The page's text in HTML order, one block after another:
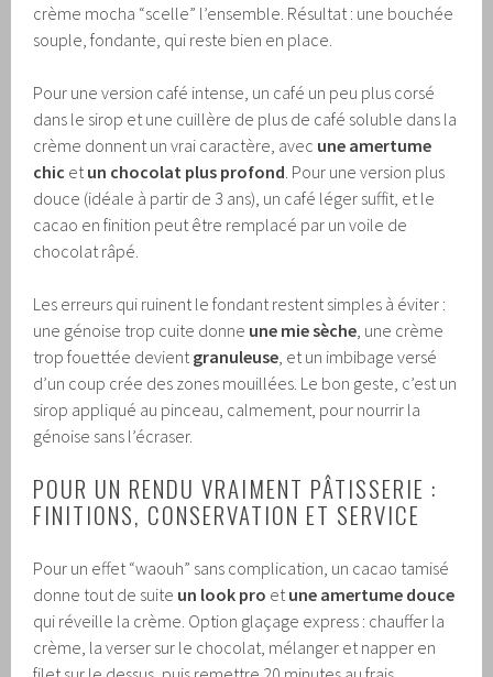
crème mocha “scelle” l’ensemble. Résultat : une bouchée
souple, fondante, qui reste bien en place.
Pour une version café intense, un café un peu plus corsé
dans le sirop et une cuillère de plus de café soluble dans la
crème donnent un vrai caractère, avec une amertume
chic etun chocolat plus profond. Pour une version plus
douce (idéale à partir de 3 ans), un café léger suffit, et le
cacao en finition peut être remplacé par un voile de
chocolat râpé.
Les erreurs qui ruinent le fondant restent simples à éviter :
une génoise trop cuite donne une mie sèche, une crème
trop fouettée devientgranuleuse, et un imbibage versé
d’un coup crée des zones mouillées. Le bon geste, c’est un
sirop appliqué au pinceau, calmement, pour nourrir la
génoise sans l’écraser.
POUR UN RENDU VRAIMENT PÂTISSERIE :
FINITIONS, CONSERVATION ET SERVICE
Pour un effet “waouh” sans complication, un cacao tamisé
donne tout de suite un look pro etune amertume douce
qui réveille la crème. Option glaçage express : chauffer la
crème, la verser sur le chocolat, mélanger et napper en